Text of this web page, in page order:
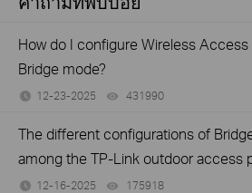
How do I configure Wireless
Bridge mode?
12-23-2025 431990
The different configurations of
among the TP-Link outdoor access
12-16-2025 175918